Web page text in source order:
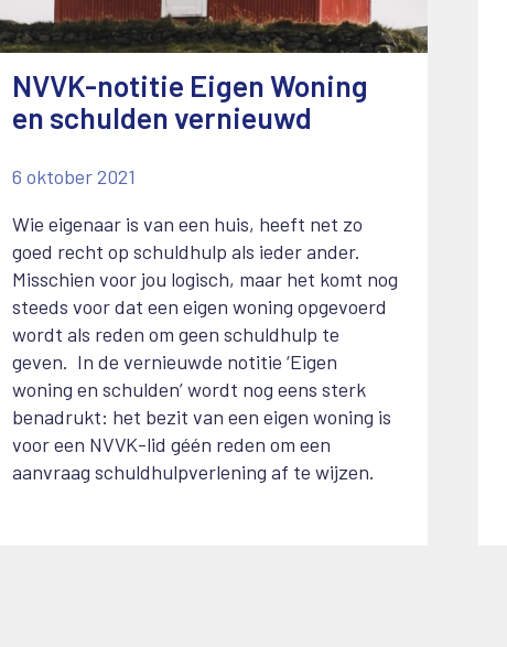
NVVK-notitie Eigen Woning
en schulden vernieuwd
6 oktober 2021
Wie eigenaar is van een huis, heeft net zo
goed recht op schuldhulp als ieder ander.
Misschien voor jou logisch, maar het komt nog
steeds voor dat een eigen woning opgevoerd
wordt als reden om geen schuldhulp te
geven. In de vernieuwde notitie ‘Eigen
woning en schulden’ wordt nog eens sterk
benadrukt: het bezit van een eigen woning is
voor een NVVK-lid géén reden om een
aanvraag schuldhulpverlening af te wijzen.